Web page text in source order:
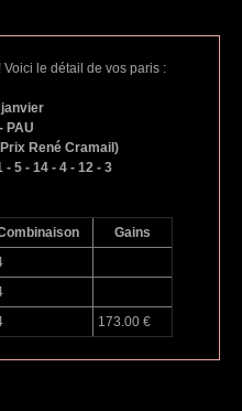
le détail de vos paris :
PAU
René Cramail)
5 - 14 - 4 - 12 - 3
Gains
173.00 €